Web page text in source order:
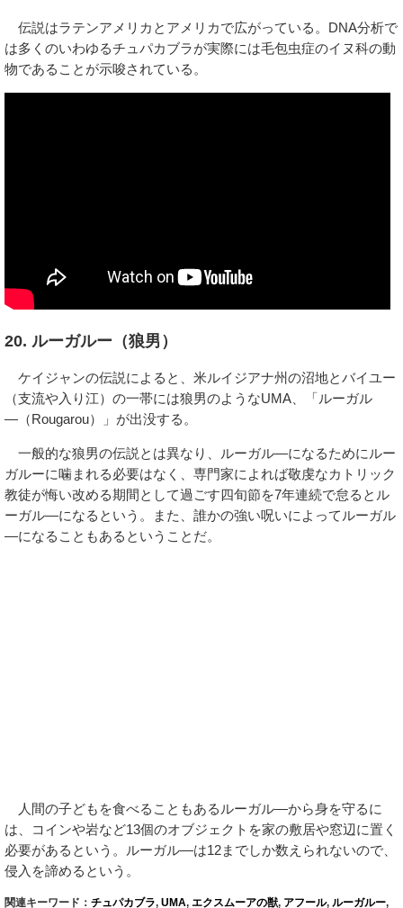
伝説はラテンアメリカとアメリカで広がっている。DNA分析で
は多くのいわゆるチュパカブラが実際には毛包虫症のイヌ科の動
物であることが示唆されている。
20. ルーガルー（狼男）
ケイジャンの伝説によると、米ルイジアナ州の沼地とバイユー
（支流や入り江）の一帯には狼男のようなUMA、「ルーガル
―（Rougarou）」が出没する。
一般的な狼男の伝説とは異なり、ルーガル―になるためにルー
ガルーに噛まれる必要はなく、専門家によれば敬虔なカトリック
教徒が悔い改める期間として過ごす四旬節を7年連続で怠るとル
ーガル―になるという。また、誰かの強い呪いによってルーガル
―になることもあるということだ。
人間の子どもを食べることもあるルーガル―から身を守るに
は、コインや岩など13個のオブジェクトを家の敷居や窓辺に置く
必要があるという。ルーガル―は12までしか数えられないので、
侵入を諦めるという。
関連キーワード： チュパカブラ, UMA, エクスムーアの獣, アフール, ルーガルー,